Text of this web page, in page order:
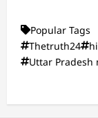
Popular Tags
Thetruth24
Uttar Pradesh